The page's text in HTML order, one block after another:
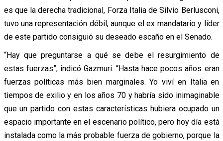
es que la derecha tradicional, Forza Italia de Silvio Berlusconi,
tuvo una representación débil, aunque el ex mandatario y líder
de este partido consiguió su deseado escaño en el Senado.
“Hay que preguntarse a qué se debe el resurgimiento de
estas fuerzas”, indicó Gazmuri. “Hasta hace pocos años eran
fuerzas políticas más bien marginales. Yo viví en Italia en
tiempos de exilio y en los años 70 y habría sido inimaginable
que un partido con estas características hubiera ocupado un
espacio importante en el escenario político, pero hoy día está
instalada como la más probable fuerza de gobierno, porque la